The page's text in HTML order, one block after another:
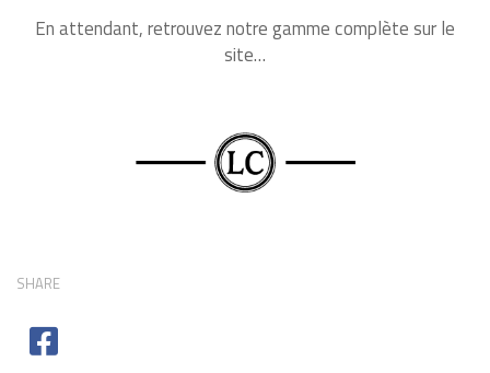
En attendant, retrouvez notre gamme complète sur le
site…
SHARE